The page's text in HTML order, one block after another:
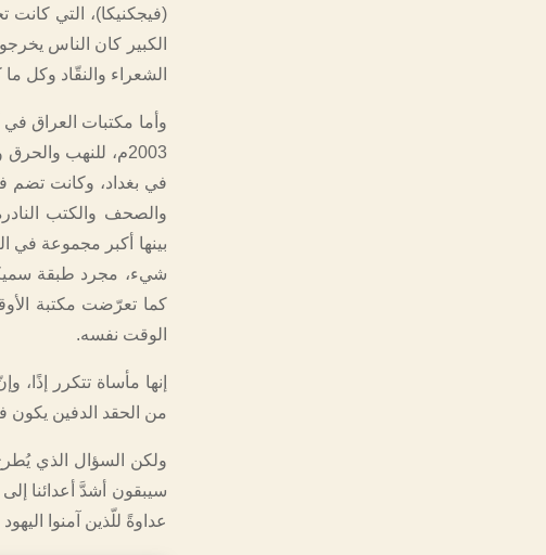
(فيجكنيكا)، التي
الكبير كان الناس
الشعراء والنقّاد وكل
وأما مكتبات العراق في
في بغداد، وكانت تضم
والصحف والكتب
بينها أكبر مجموعة في
شيء، مجرد طبقة سميكة
الوقت نفسه.
إنها مأساة تتكرر إذًا،
من الحقد الدفين يكون
ولكن السؤال الذي يُطرح
سيبقون أشدَّ أعدائنا
عداوةً للّذين آمنوا